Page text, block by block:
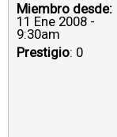
Miembro desde:
11 Ene 2008 -
9:30am
Prestigio: 0